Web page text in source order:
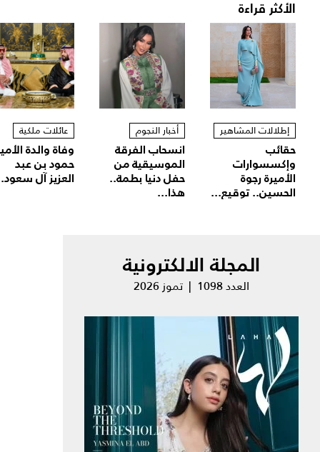
الأكثر قراءة
إطلالات المشاهير
حقائب
وإكسسوارات
الأميرة رجوة
الحسين.. توقيع...
أخبار النجوم
انسحاب الفرقة
الموسيقية من
حفل دنيا بطمة..
هذا...
عائلات ملكية
وفاة والدة
حمود بن عبد
العزيز آل
المجلة الالكترونية
العدد 1098 | تموز 2026